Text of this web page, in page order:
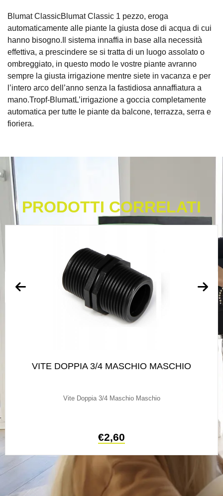
Blumat ClassicBlumat Classic 1 pezzo, eroga
automaticamente alle piante la giusta dose di acqua di cui
hanno bisogno.Il sistema innaffia in base alla necessità
effettiva, a prescindere se si tratta di un luogo assolato o
ombreggiato, in questo modo le vostre piante avranno
sempre la giusta irrigazione mentre siete in vacanza e per
l’intero arco dell’anno senza la fastidiosa annaffiatura a
mano.Tropf-BlumatL’irrigazione a goccia completamente
automatica per tutte le piante da balcone, terrazza, serra e
fioriera.
PRODOTTI CORRELATI
VITE DOPPIA 3/4 MASCHIO MASCHIO
Vite Doppia 3/4 Maschio Maschio
€2,60